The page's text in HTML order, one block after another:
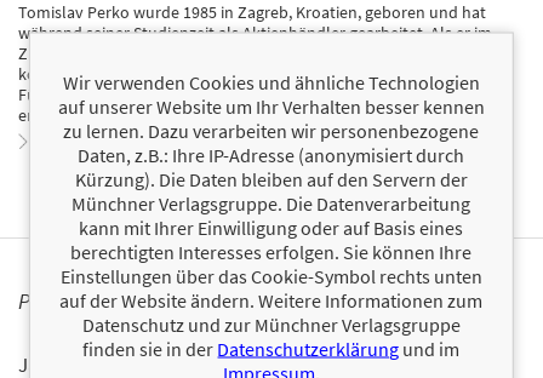
Tomislav Perko wurde 1985 in Zagreb, Kroatien, geboren und hat
während seiner Studienzeit als Aktienhändler gearbeitet. Als er im
Zuge der Finanzkrise 2008 pleiteging, beschloss er, sein Leben
komplett umzukrempeln und als Backpacker die Welt zu erkunden.
Fünf Jahre, fünf Kontinente und viele, viele Kilometer später schrieb
er sein erstes Buch 1.000 Tage Frühling.
Zum Profil von Tomislav Perko
PERSONALISIERTE PRODUKTINFORMATIONEN
Ja, ich will über interessante Neuerscheinungen und
Wir verwenden Cookies und ähnliche Technologien
auf unserer Website um Ihr Verhalten besser kennen
zu lernen. Dazu verarbeiten wir personenbezogene
Daten, z.B.: Ihre IP-Adresse (anonymisiert durch
Kürzung). Die Daten bleiben auf den Servern der
Münchner Verlagsgruppe. Die Datenverarbeitung
kann mit Ihrer Einwilligung oder auf Basis eines
berechtigten Interesses erfolgen. Sie können Ihre
Einstellungen über das Cookie-Symbol rechts unten
auf der Website ändern. Weitere Informationen zum
Datenschutz und zur Münchner Verlagsgruppe
finden sie in der Datenschutzerklärung und im
Impressum.